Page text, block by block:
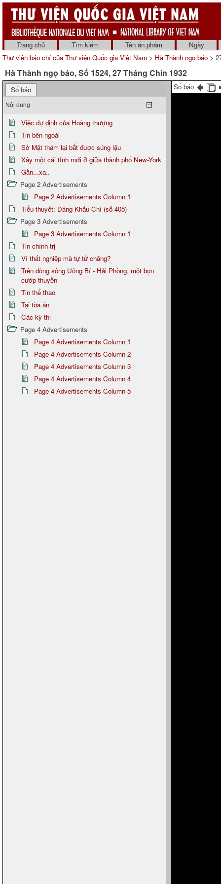
Trang chủ Tìm kiếm Tên ấn phẩm
Ngày
Thư viện báo chí của Thư viện Quốc gia Việt Nam > Hà Thành ngọ báo >
Hà Thành ngọ báo, Số 1524, 27 Tháng Chín 1932
Số báo
Nội dung
Việc dự định của Hoàng thượng
Tin bên ngoài
Sở Mật thám lại bắt được súng lậu
Xây một cái tỉnh mới ở giữa thành phố New-York
Gần...xa..
Page 2 Advertisements
Page 2 Advertisements Column 1
Tiểu thuyết: Đãng Khấu Chí (số 405)
Page 3 Advertisements
Page 3 Advertisements Column 1
Tin chính trị
Vì thất nghiệp mà tự tử chăng?
Trên dòng sông Uông Bí - Hải Phòng, một bọn
cướp thuyền
Tin thể thao
Tại tòa án
Các kỳ thi
Page 4 Advertisements
Page 4 Advertisements Column 1
Page 4 Advertisements Column 2
Page 4 Advertisements Column 3
Page 4 Advertisements Column 4
Page 4 Advertisements Column 5
Số báo